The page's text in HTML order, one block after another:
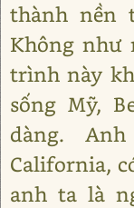
thành nền
Không như
trình này
sống Mỹ,
dàng.
California,
anh ta là